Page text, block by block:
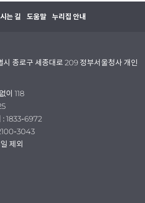
는 길 도움말 누리집 안내
시 종로구 세종대로 209 정부서울청사 개인
이 118
: 1833-6972
3043
제외